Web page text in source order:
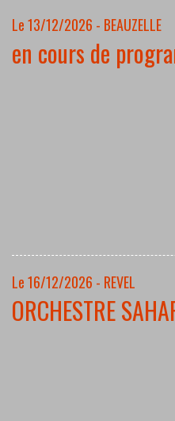
Le 13/12/2026 - BEAUZELLE
en cours de
Le 16/12/2026 - REVEL
ORCHESTRE